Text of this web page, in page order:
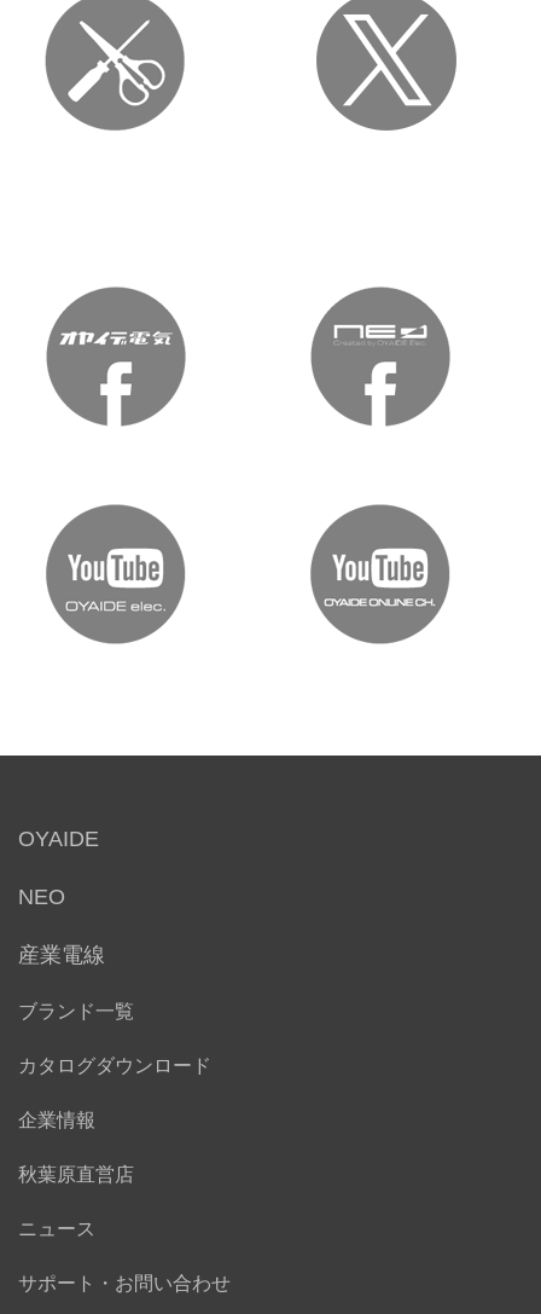
OYAIDE
NEO
産業電線
ブランド一覧
カタログダウンロード
企業情報
秋葉原直営店
ニュース
サポート・お問い合わせ